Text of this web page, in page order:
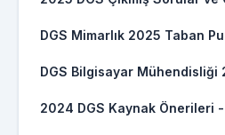
DGS Mimarlık 2025 Taban
DGS Bilgisayar Mühendisliği
2024 DGS Kaynak Önerileri